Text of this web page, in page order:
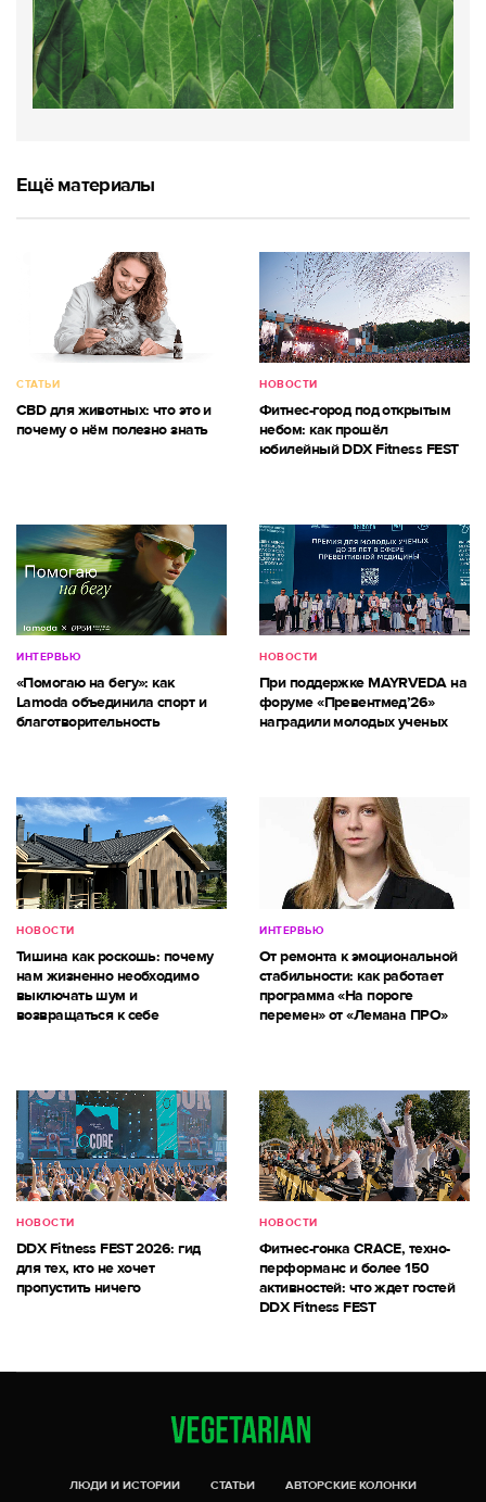
Ещё материалы
СТАТЬИ
CBD для животных: что это и
почему о нём полезно знать
НОВОСТИ
Фитнес-город под открытым
небом: как прошёл
юбилейный DDX Fitness FEST
ИНТЕРВЬЮ
«Помогаю на бегу»: как
Lamoda объединила спорт и
благотворительность
НОВОСТИ
При поддержке MAYRVEDA на
форуме «Превентмед’26»
наградили молодых ученых
НОВОСТИ
Тишина как роскошь: почему
нам жизненно необходимо
выключать шум и
возвращаться к себе
ИНТЕРВЬЮ
От ремонта к эмоциональной
стабильности: как работает
программа «На пороге
перемен» от «Лемана ПРО»
НОВОСТИ
DDX Fitness FEST 2026: гид
для тех, кто не хочет
пропустить ничего
НОВОСТИ
Фитнес-гонка CRACE, техно-
перформанс и более 150
активностей: что ждет гостей
DDX Fitness FEST
ЛЮДИ И ИСТОРИИ СТАТЬИ АВТОРСКИЕ КОЛОНКИ